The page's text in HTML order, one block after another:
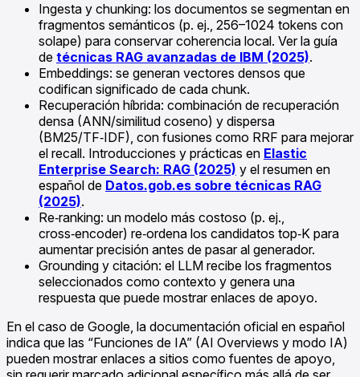
Ingesta y chunking: los documentos se segmentan en
fragmentos semánticos (p. ej., 256–1024 tokens con
solape) para conservar coherencia local. Ver la guía
de técnicas RAG avanzadas de IBM (2025).
Embeddings: se generan vectores densos que
codifican significado de cada chunk.
Recuperación híbrida: combinación de recuperación
densa (ANN/similitud coseno) y dispersa
(BM25/TF‑IDF), con fusiones como RRF para mejorar
el recall. Introducciones y prácticas en Elastic
Enterprise Search: RAG (2025) y el resumen en
español de Datos.gob.es sobre técnicas RAG
(2025).
Re‑ranking: un modelo más costoso (p. ej.,
cross‑encoder) re‑ordena los candidatos top‑K para
aumentar precisión antes de pasar al generador.
Grounding y citación: el LLM recibe los fragmentos
seleccionados como contexto y genera una
respuesta que puede mostrar enlaces de apoyo.
En el caso de Google, la documentación oficial en español
indica que las “Funciones de IA” (AI Overviews y modo IA)
pueden mostrar enlaces a sitios como fuentes de apoyo,